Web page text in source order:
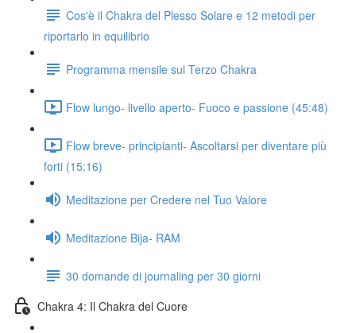
Cos'è il Chakra del Plesso Solare e 12 metodi per
riportarlo in equilibrio
Programma mensile sul Terzo Chakra
Flow lungo- livello aperto- Fuoco e passione (45:48)
Flow breve- principianti- Ascoltarsi per diventare più
forti (15:16)
Meditazione per Credere nel Tuo Valore
Meditazione Bija- RAM
30 domande di journaling per 30 giorni
Chakra 4: Il Chakra del Cuore